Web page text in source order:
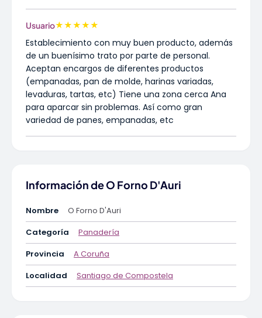
Usuario★★★★★
Establecimiento con muy buen producto, además
de un buenísimo trato por parte de personal.
Aceptan encargos de diferentes productos
(empanadas, pan de molde, harinas variadas,
levaduras, tartas, etc) Tiene una zona cerca Ana
para aparcar sin problemas. Así como gran
variedad de panes, empanadas, etc
Información de O Forno D'Auri
Nombre
O Forno D'Auri
Categoría
Panadería
Provincia
A Coruña
Localidad
Santiago de Compostela